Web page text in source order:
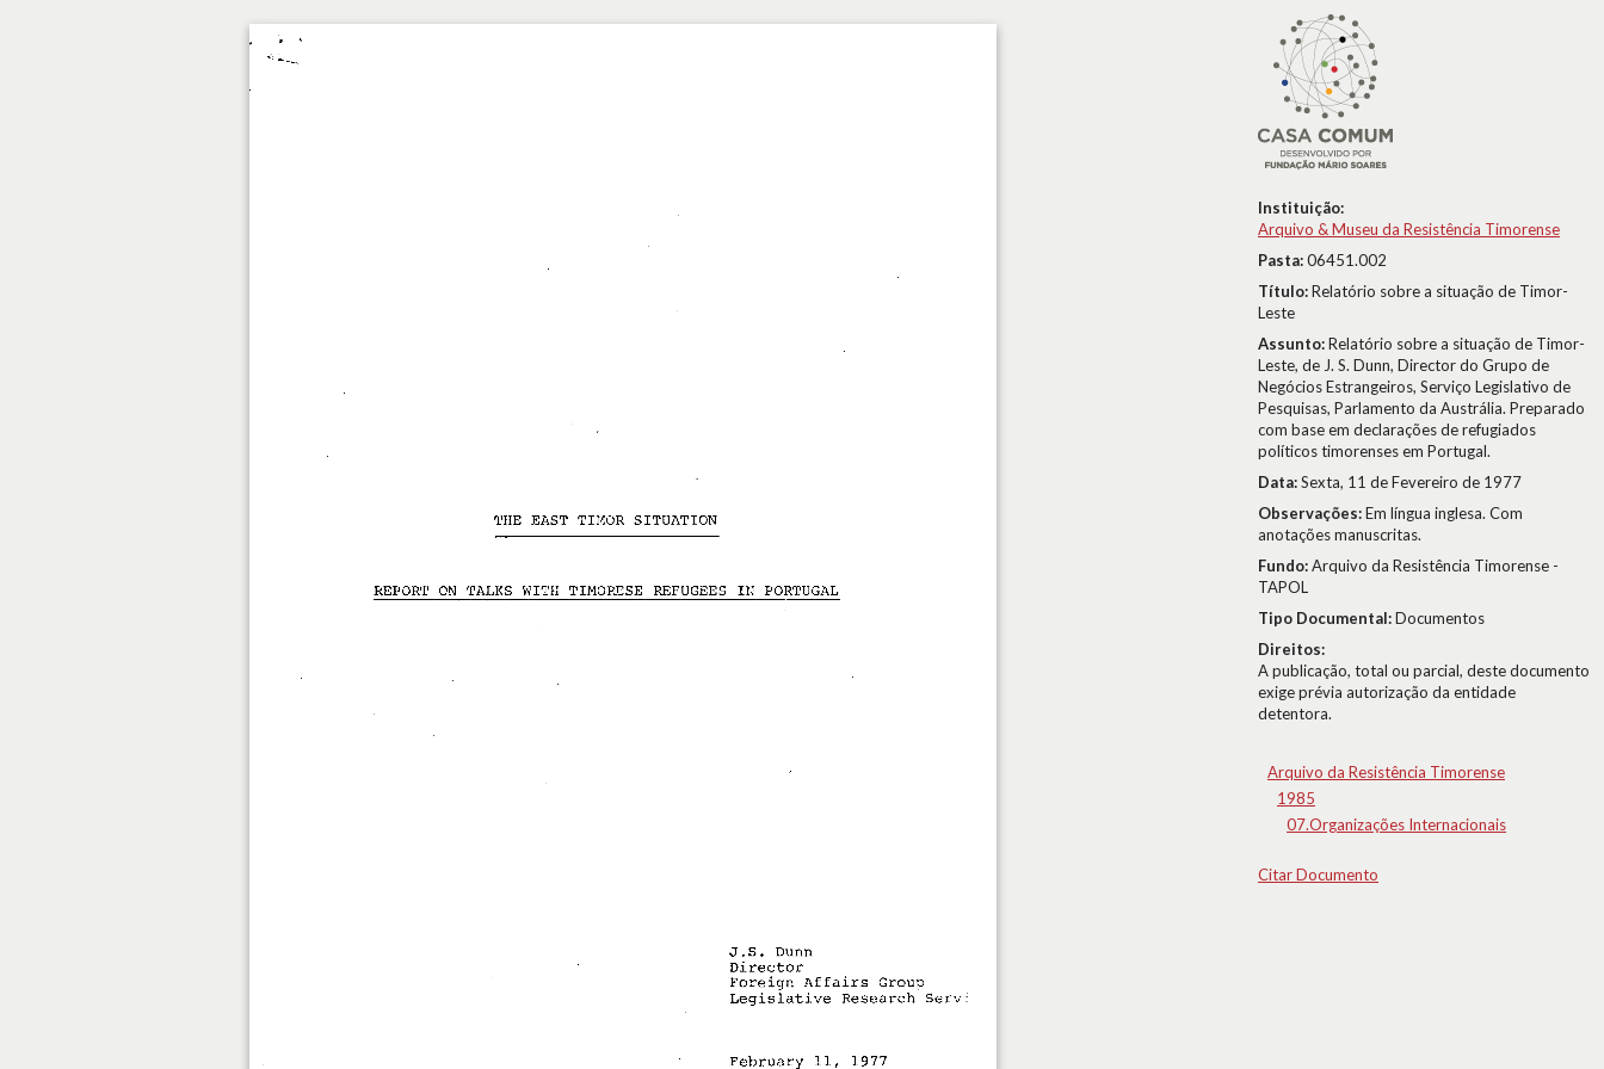
Instituição:
Arquivo & Museu da Resistência Timorense
Pasta:06451.002
Título:Relatório sobre a situação de Timor-
Leste
Assunto:Relatório sobre a situação de Timor-
Leste, de J. S. Dunn, Director do Grupo de
Negócios Estrangeiros, Serviço Legislativo de
Pesquisas, Parlamento da Austrália. Preparado
com base em declarações de refugiados
políticos timorenses em Portugal.
Data:Sexta, 11 de Fevereiro de 1977
Observações:Em língua inglesa. Com
anotações manuscritas.
Fundo:Arquivo da Resistência Timorense -
TAPOL
Tipo Documental:Documentos
Direitos:
A publicação, total ou parcial, deste documento
exige prévia autorização da entidade
detentora.
Arquivo da Resistência Timorense
1985
07.Organizações Internacionais
Citar Documento